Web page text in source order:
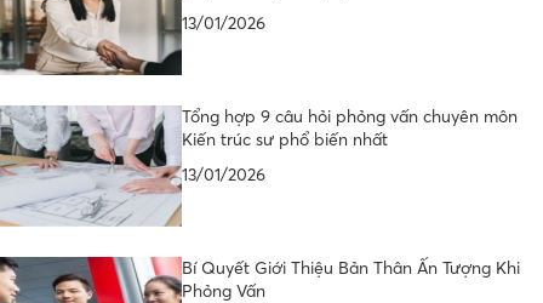
13/01/2026
Tổng hợp 9 câu hỏi phỏng vấn chuyên môn
Kiến trúc sư phổ biến nhất
13/01/2026
Bí Quyết Giới Thiệu Bản Thân Ấn Tượng Khi
Phỏng Vấn